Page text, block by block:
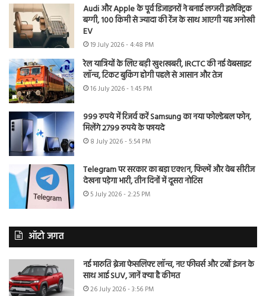
Audi और Apple के पूर्व डिजाइनरों ने बनाई लग्जरी इलेक्ट्रिक
बग्गी, 100 किमी से ज्यादा की रेंज के साथ आएगी यह अनोखी
EV
19 July 2026 - 4:48 PM
रेल यात्रियों के लिए बड़ी खुशखबरी, IRCTC की नई वेबसाइट
लॉन्च, टिकट बुकिंग होगी पहले से आसान और तेज
16 July 2026 - 1:45 PM
999 रुपये में रिजर्व करें Samsung का नया फोल्डेबल फोन,
मिलेंगे 2799 रुपये के फायदे
8 July 2026 - 5:54 PM
Telegram पर सरकार का बड़ा एक्शन, फिल्में और वेब सीरीज
देखना पड़ेगा भारी, तीन दिनों में दूसरा नोटिस
5 July 2026 - 2:25 PM
ऑटो जगत
नई मारुति ब्रेजा फेसलिफ्ट लॉन्च, नए फीचर्स और टर्बो इंजन के
साथ आई SUV, जानें क्या है कीमत
26 July 2026 - 3:56 PM